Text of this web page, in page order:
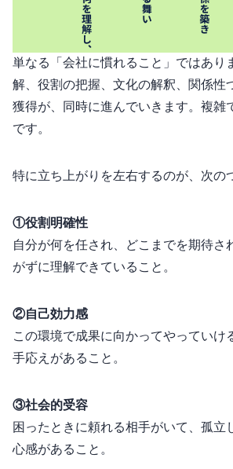
単なる「会社に慣れること」ではあり
解、役割の把握、文化の解釈、関係性
獲得が、同時に進んでいきます。複雑
です。
特に立ち上がりを左右するのが、次の3
①役割明確性
自分が何を任され、どこまでを期待さ
がずに理解できていること。
②自己効力感
この環境で成果に向かってやっていけ
手応えがあること。
③社会的受容
困ったときに頼れる相手がいて、孤立
心感があること。